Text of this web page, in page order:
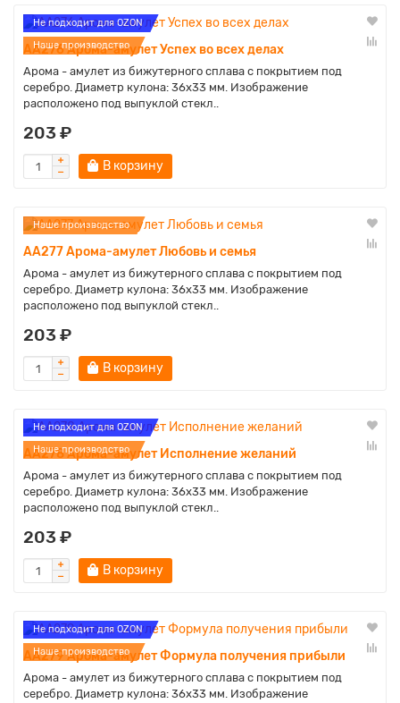
Не подходит для OZON
Наше производство
AA276 Арома-амулет Успех во всех делах
Арома - амулет из бижутерного сплава с покрытием под
серебро. Диаметр кулона: 36х33 мм. Изображение
расположено под выпуклой стекл..
203 ₽
В корзину
Наше производство
AA277 Арома-амулет Любовь и семья
Арома - амулет из бижутерного сплава с покрытием под
серебро. Диаметр кулона: 36х33 мм. Изображение
расположено под выпуклой стекл..
203 ₽
В корзину
Не подходит для OZON
Наше производство
AA278 Арома-амулет Исполнение желаний
Арома - амулет из бижутерного сплава с покрытием под
серебро. Диаметр кулона: 36х33 мм. Изображение
расположено под выпуклой стекл..
203 ₽
В корзину
Не подходит для OZON
Наше производство
AA279 Арома-амулет Формула получения прибыли
Арома - амулет из бижутерного сплава с покрытием под
серебро. Диаметр кулона: 36х33 мм. Изображение